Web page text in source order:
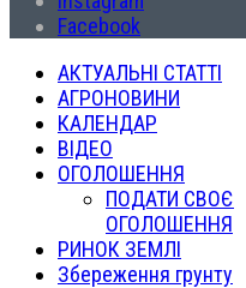
Facebook
АКТУАЛЬНІ СТАТТІ
АГРОНОВИНИ
КАЛЕНДАР
ВІДЕО
ОГОЛОШЕННЯ
ПОДАТИ СВОЄ
ОГОЛОШЕННЯ
РИНОК ЗЕМЛІ
Збереження грунту